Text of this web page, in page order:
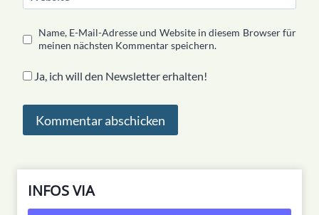
Name, E-Mail-Adresse und Website in diesem Browser für
meinen nächsten Kommentar speichern.
Ja, ich will den Newsletter erhalten!
INFOS VIA